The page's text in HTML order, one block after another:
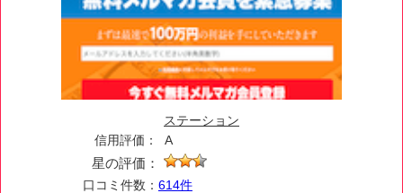
ステーション
信用評価：
A
星の評価：
口コミ件数： 614件